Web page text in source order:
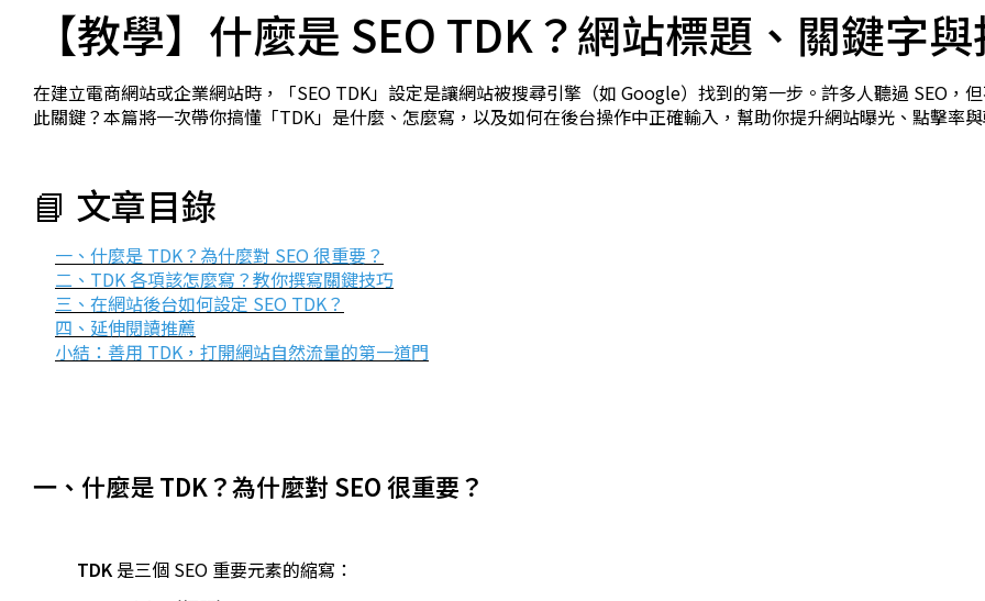
【教學】什麼是 SEO TDK？網站標題、關鍵字
在建立電商網站或企業網站時，「SEO TDK」設定是讓網站被搜尋引擎（如 Google）找到的第一步。許多人聽過 SEO，
此關鍵？本篇將一次帶你搞懂「TDK」是什麼、怎麼寫，以及如何在後台操作中正確輸入，幫助你提升網站曝光、點擊率
📘 文章目錄
一、什麼是 TDK？為什麼對 SEO 很重要？
二、TDK 各項該怎麼寫？教你撰寫關鍵技巧
三、在網站後台如何設定 SEO TDK？
四、延伸閱讀推薦
小結：善用 TDK，打開網站自然流量的第一道門
一、什麼是 TDK？為什麼對 SEO 很重要？
TDK是三個 SEO 重要元素的縮寫：